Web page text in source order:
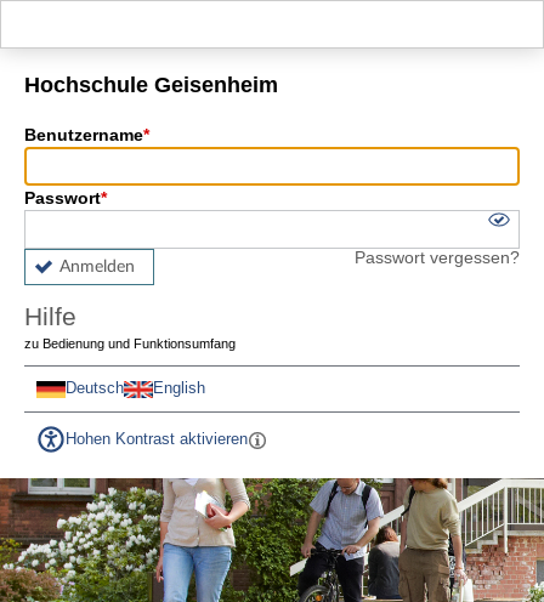
Hauptnavigation
Fußzeile
Hochschule Geisenheim
Benutzername
Passwort
Anmelden Passwort vergessen?
Hilfe
zu Bedienung und Funktionsumfang
Deutsch English
Hohen Kontrast aktivieren